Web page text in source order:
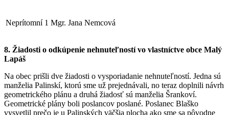
Neprítomní 1 Mgr. Jana Nemcová
8. Žiadosti o odkúpenie nehnuteľností vo vlastníctve obce Malý
Lapáš
Na obec prišli dve žiadosti o vysporiadanie nehnuteľností. Jedna sú
manželia Palinskí, ktorú sme už prejednávali, no teraz doplnili návrh
geometrického plánu a druhá žiadosť sú manželia Šrankoví.
Geometrické plány boli poslancov poslané. Poslanec Blaško
vysvetlil prečo je u Palinských väčšia plocha ako sme sa pôvodne